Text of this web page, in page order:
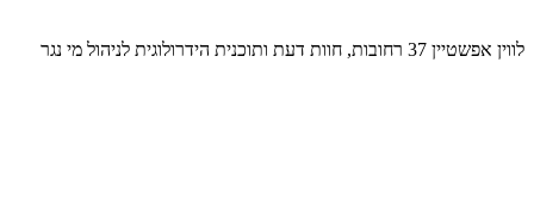
לווין אפשטיין 37 רחובות, חוות דעת ותוכנית הידרולוגית לניהול מי נגר